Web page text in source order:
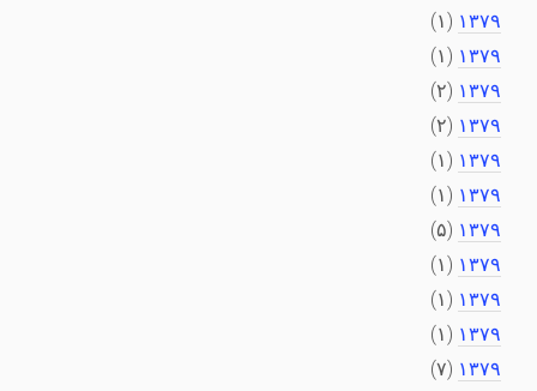
۱۳۷۹ (۱)
۱۳۷۹ (۱)
۱۳۷۹ (۲)
۱۳۷۹ (۲)
۱۳۷۹ (۱)
۱۳۷۹ (۱)
۱۳۷۹ (۵)
۱۳۷۹ (۱)
۱۳۷۹ (۱)
۱۳۷۹ (۱)
۱۳۷۹ (۷)